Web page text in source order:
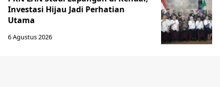
Investasi Hijau Jadi Perhatian
Utama
6 Agustus 2026